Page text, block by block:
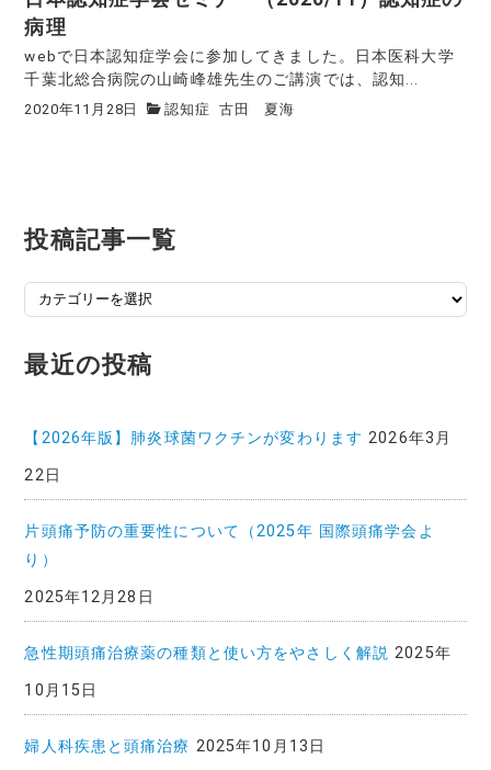
病理
webで日本認知症学会に参加してきました。日本医科大学
千葉北総合病院の山崎峰雄先生のご講演では、認知...
2020年11月28日 認知症 古田 夏海
投稿記事一覧
投
稿
記
事
覧
最近の投稿
【2026年版】肺炎球菌ワクチンが変わります 2026年3月
22日
片頭痛予防の重要性について（2025年 国際頭痛学会よ
り）
2025年12月28日
急性期頭痛治療薬の種類と使い方をやさしく解説 2025年
10月15日
婦人科疾患と頭痛治療 2025年10月13日